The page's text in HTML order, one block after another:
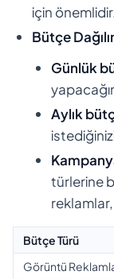
için önemlidir.
Bütçe
Günlük
Aylık
türlerine
Bütçe Türü
Görüntü